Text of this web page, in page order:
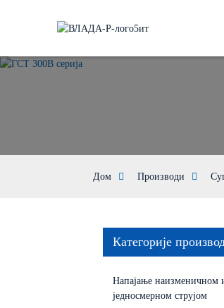
Дом Производи
Категорије
Напајање наизменичном
једносмерном струјом